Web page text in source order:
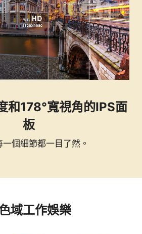
和178°寬視角的IPS面
板
個細節都一目了然。
域工作娛樂